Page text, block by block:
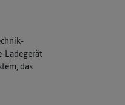
Ladegerät
das